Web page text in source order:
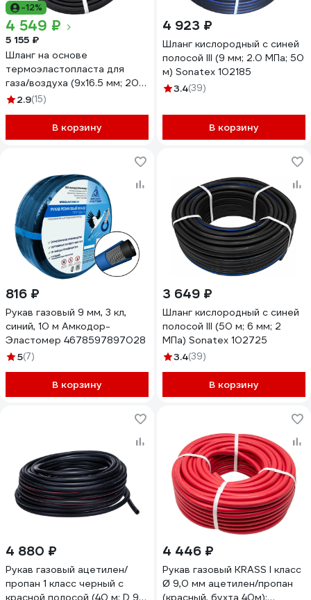
-12%
4 549 ₽
5 155 ₽
Шланг на основе
термоэластопласта для
газа/воздуха (9х16.5 мм; 20
атм.; 50 м) Berginflex TPE-S-
2.9(15)
В корзину
4 923 ₽
Шланг кислородный с синей
полосой III (9 мм; 2.0 МПа; 50
м) Sonatex 102185
3.4(39)
В корзину
816 ₽
Рукав газовый 9 мм, 3 кл,
синий, 10 м Амкодор-
Эластомер 4678597897028
5(7)
В корзину
3 649 ₽
Шланг кислородный с синей
полосой III (50 м; 6 мм; 2
МПа) Sonatex 102725
3.4(39)
В корзину
4 880 ₽
Рукав газовый ацетилен/
пропан 1 класс черный с
красной полосой (40 м; D 9
4 446 ₽
Рукав газовый KRASS I класс
Ø 9,0 мм ацетилен/пропан
(красный, бухта 40м);